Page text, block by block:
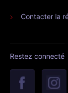
Contacter la
Restez connecté